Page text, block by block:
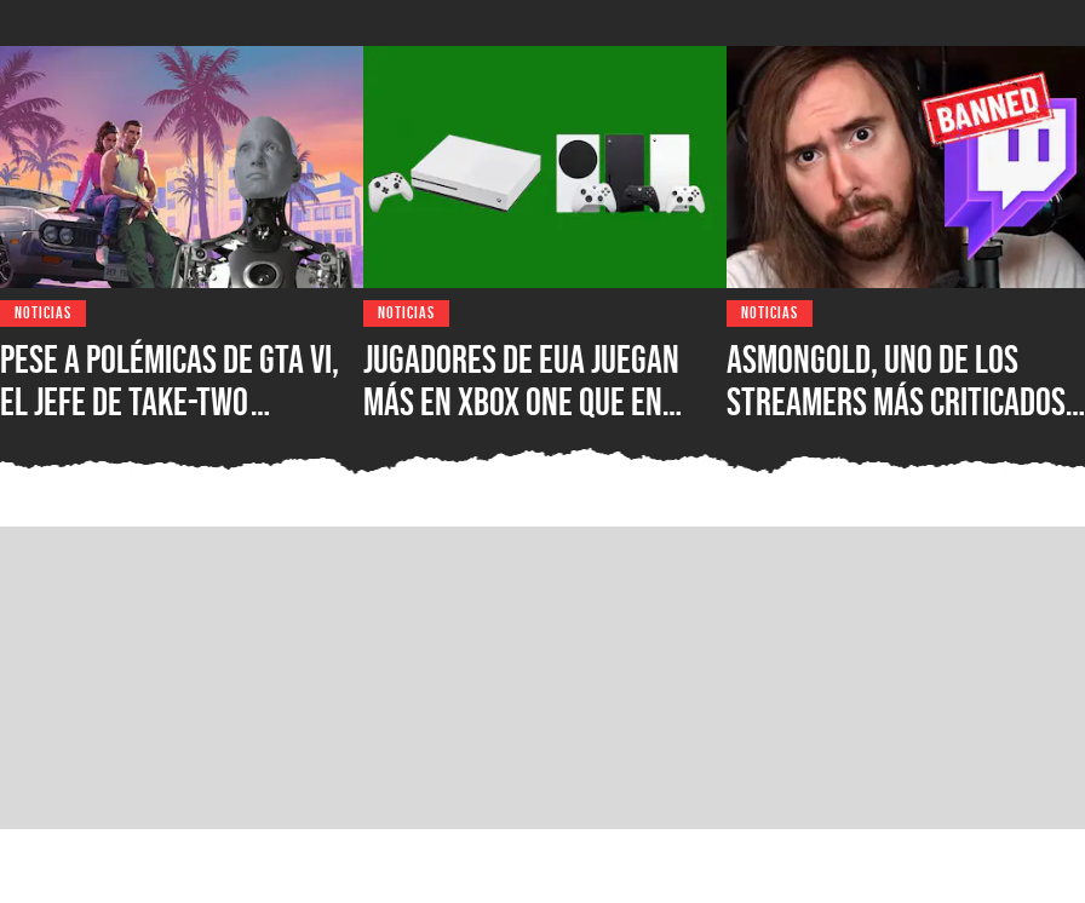
NOTICIAS
Pese a polémicas de GTA VI,
el jefe de Take-Two
creatividad humana
NOTICIAS
Jugadores de EUA juegan
más en XBOX One que en
XBOX Series X|S: encuesta
muestra el desastre de
Microsoft en uno de los
NOTICIAS
Asmongold, uno de los
streamers más criticados
Twitch por sus polémicos
comentarios sobre los